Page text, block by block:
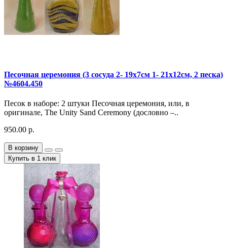
Песочная церемония (3 сосуда 2- 19х7см 1- 21х12см, 2 песка)
№4604.450
Песок в наборе: 2 штуки Песочная церемония, или, в
оригинале, The Unity Sand Ceremony (дословно –..
950.00 р.
В корзину
Купить в 1 клик